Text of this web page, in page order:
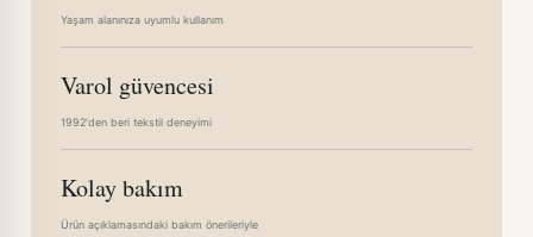
Yaşam alanınıza uyumlu kullanım
Varol güvencesi
1992'den beri tekstil deneyimi
Kolay bakım
Ürün açıklamasındaki bakım önerileriyle